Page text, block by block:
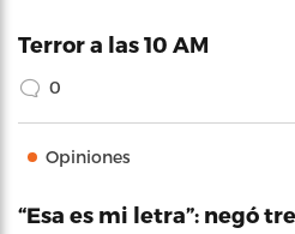
Terror a las 10 AM
0
Opiniones
“Esa es mi letra”: negó